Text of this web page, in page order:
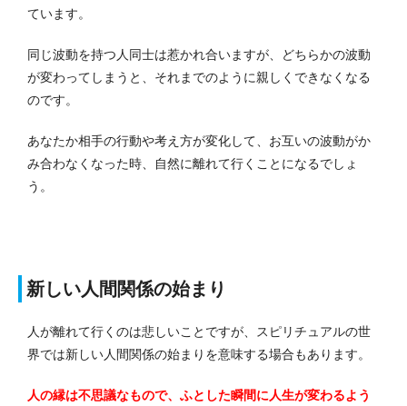
ています。
同じ波動を持つ人同士は惹かれ合いますが、どちらかの波動
が変わってしまうと、それまでのように親しくできなくなる
のです。
あなたか相手の行動や考え方が変化して、お互いの波動がか
み合わなくなった時、自然に離れて行くことになるでしょ
う。
新しい人間関係の始まり
人が離れて行くのは悲しいことですが、スピリチュアルの世
界では新しい人間関係の始まりを意味する場合もあります。
人の縁は不思議なもので、ふとした瞬間に人生が変わるよう